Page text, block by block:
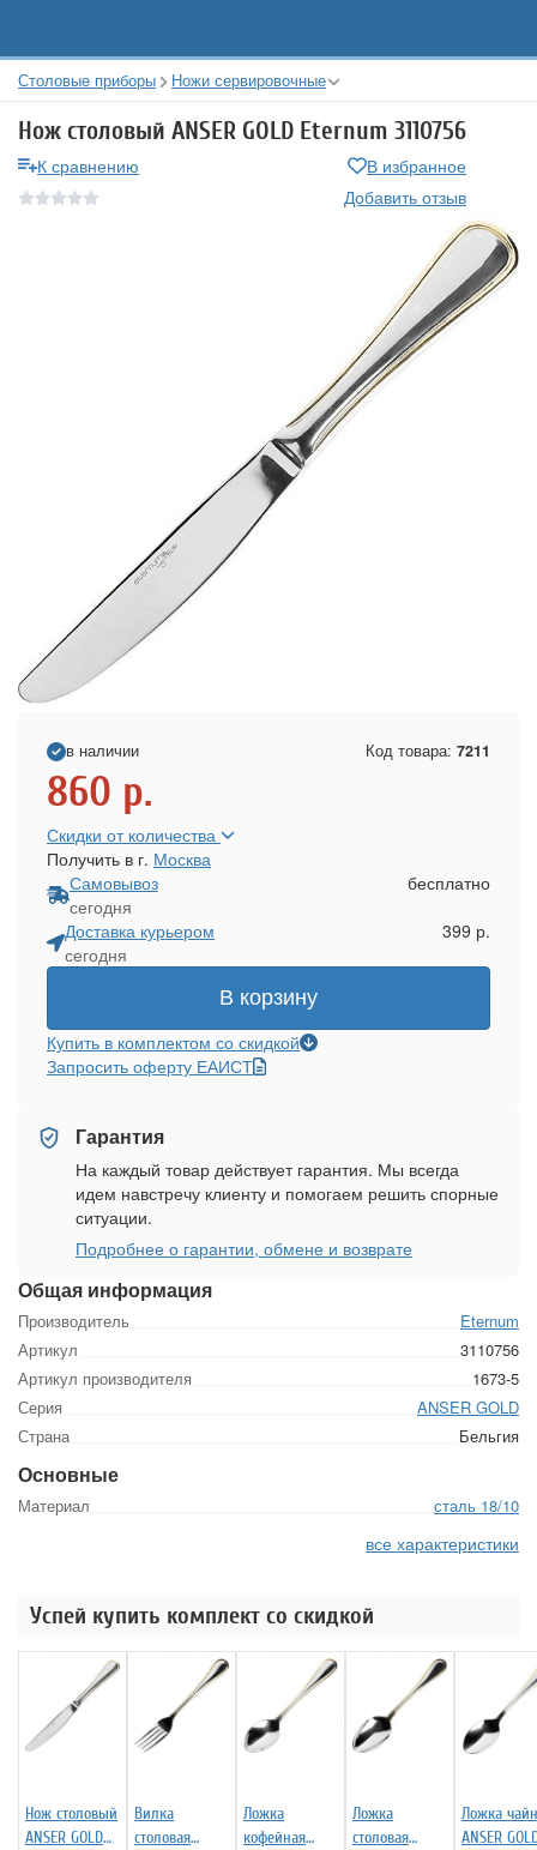
Столовые приборы Ножи сервировочные
Нож столовый ANSER GOLD Eternum 3110756
К сравнению
В избранное
Добавить отзыв
Общая информация
Производитель
Eternum
Артикул
3110756
Артикул производителя
1673-5
Серия
ANSER GOLD
Страна
Бельгия
Основные
Материал сталь 18/10
все характеристики
в наличии Код товара: 7211
860 р.
Скидки от количества
Получить в г. Москва
Самовывоз
сегодня
бесплатно
Доставка курьером
сегодня
399 р.
В корзину
Купить в комплектом со скидкой
Запросить оферту ЕАИСТ
Гарантия
На каждый товар действует гарантия. Мы всегда
идем навстречу клиенту и помогаем решить спорные
ситуации.
Подробнее о гарантии, обмене и возврате
Успей купить комплект со скидкой
Нож столовый
ANSER GOLD
Вилка
столовая
Ложка
кофейная
Ложка
столовая
Ложка
ANSER